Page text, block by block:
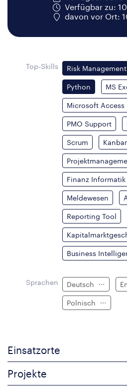
Verfügbar zu:
davon vor Ort:
Top-Skills Risk Management
Python MS
Microsoft Access
PMO Support
Scrum
Finanz Informatik
Meldewesen
Reporting Tool
Business
Sprachen Deutsch
Polnisch
Einsatzorte
Projekte